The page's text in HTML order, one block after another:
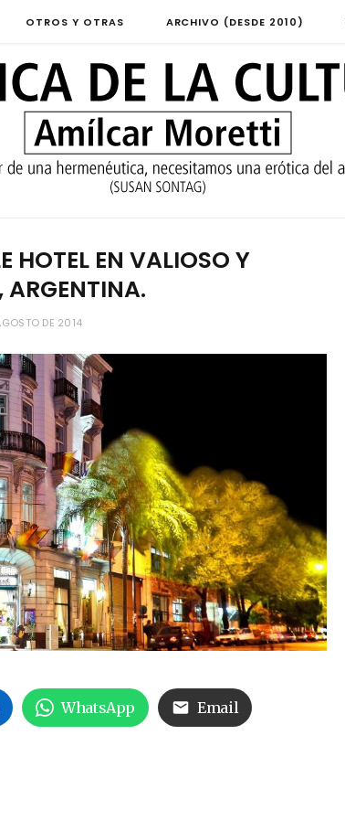
OTROS Y OTRAS ARCHIVO (DESDE 2010)
HOTEL EN VALIOSO Y
ARGENTINA.
DE 2014
WhatsApp Email